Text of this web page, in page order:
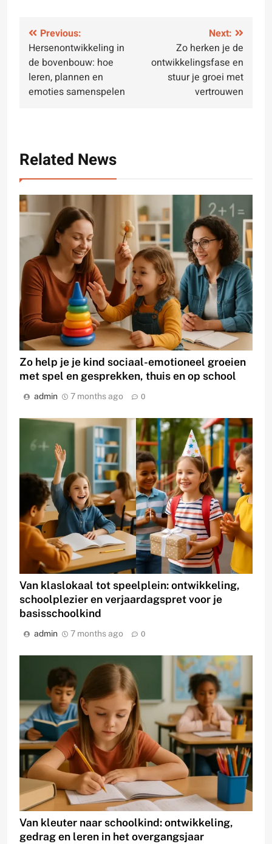
Post
navigation
Previous:
Hersenontwikkeling in
de bovenbouw: hoe
leren, plannen en
emoties samenspelen
Next:
Zo herken je de
ontwikkelingsfase en
stuur je groei met
vertrouwen
Related News
Zo help je je kind sociaal-emotioneel groeien
met spel en gesprekken, thuis en op school
admin 7 months ago 0
Van klaslokaal tot speelplein: ontwikkeling,
schoolplezier en verjaardagspret voor je
basisschoolkind
admin 7 months ago 0
Van kleuter naar schoolkind: ontwikkeling,
gedrag en leren in het overgangsjaar